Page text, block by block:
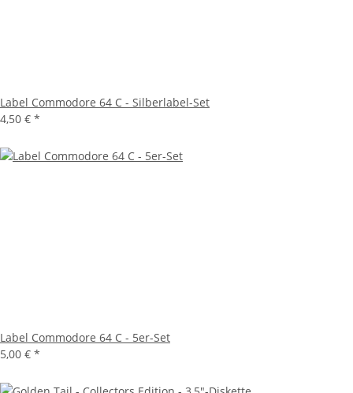
Label Commodore 64 C - Silberlabel-Set
4,50 € *
Label Commodore 64 C - 5er-Set
5,00 € *